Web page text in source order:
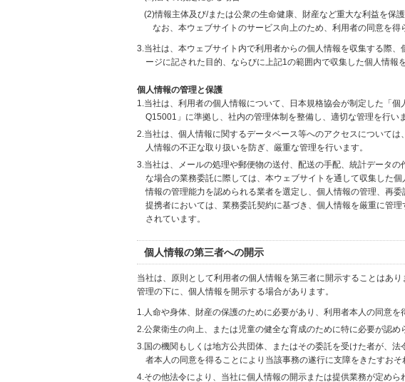
(2)情報主体及び/または公衆の生命健康、財産など重大な利益を保護
なお、本ウェブサイトのサービス向上のため、利用者の同意を得
3.当社は、本ウェブサイト内で利用者からの個人情報を収集する際
ージに記された目的、ならびに上記1の範囲内で収集した個人情報
個人情報の管理と保護
1.当社は、利用者の個人情報について、日本規格協会が制定した「
Q15001」に準拠し、社内の管理体制を整備し、適切な管理を行いま
2.当社は、個人情報に関するデータベース等へのアクセスについて
人情報の不正な取り扱いを防ぎ、厳重な管理を行います。
3.当社は、メールの処理や郵便物の送付、配送の手配、統計データ
な場合の業務委託に際しては、本ウェブサイトを通して収集した
情報の管理能力を認められる業者を選定し、個人情報の管理、再
提携者においては、業務委託契約に基づき、個人情報を厳重に管
されています。
個人情報の第三者への開示
当社は、原則として利用者の個人情報を第三者に開示することはあ
管理の下に、個人情報を開示する場合があります。
1.人命や身体、財産の保護のために必要があり、利用者本人の同意を
2.公衆衛生の向上、または児童の健全な育成のために特に必要が認め
3.国の機関もしくは地方公共団体、またはその委託を受けた者が、
者本人の同意を得ることにより当該事務の遂行に支障をきたすおそ
4.その他法令により、当社に個人情報の開示または提供業務が定めら